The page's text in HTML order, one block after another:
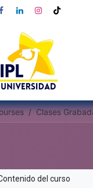
del curso